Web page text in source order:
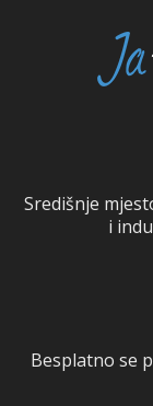
Središnje
i
Besplatno se